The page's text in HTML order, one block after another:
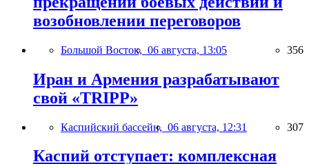
возобновлении переговоров
Большой Восток, 06 августа, 13:05 356
Иран и Армения разрабатывают
свой «TRIPP»
Каспийский бассейн, 06 августа, 12:31 307
Каспий отступает: комплексная